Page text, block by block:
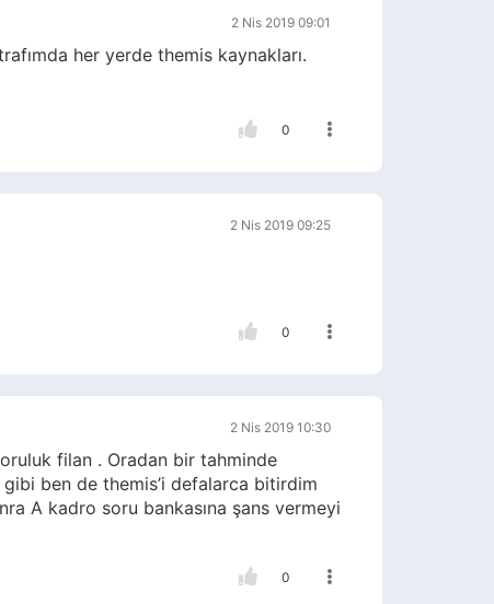
2 Nis 2019 09:01
her yerde themis kaynakları.
0
2 Nis 2019 09:25
0
2 Nis 2019 10:30
filan . Oradan bir tahminde
ben de themis’i defalarca bitirdim
A kadro soru bankasına şans vermeyi
0